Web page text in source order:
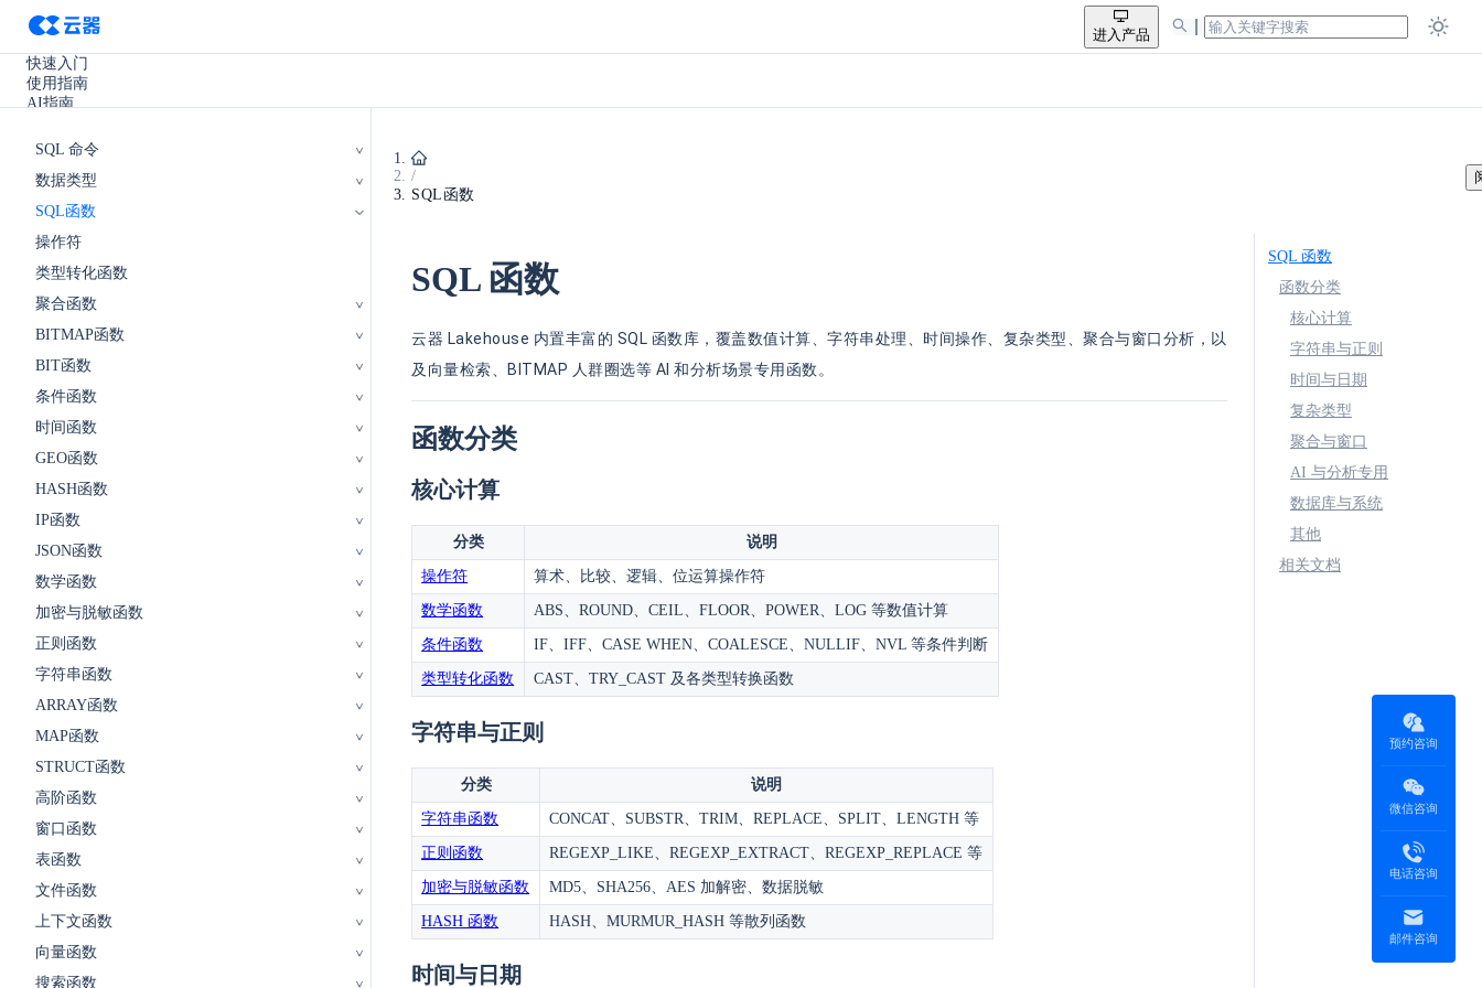
进入产品
快速入门
使用指南
AI指南
开发手册
使用场景
产品更新
其它
SQL 命令
数据类型
SQL函数
操作符
类型转化函数
聚合函数
BITMAP函数
BIT函数
条件函数
时间函数
GEO函数
HASH函数
IP函数
JSON函数
数学函数
加密与脱敏函数
正则函数
字符串函数
ARRAY函数
MAP函数
STRUCT函数
高阶函数
窗口函数
表函数
文件函数
上下文函数
向量函数
搜索函数
/
SQL函数
SQL 函数
云器 Lakehouse 内置丰富的 SQL 函数库，覆盖数值计算、字符串处理、时间操作、复杂类型、聚合与窗口分析，以
及向量检索、BITMAP 人群圈选等 AI 和分析场景专用函数。
函数分类
核心计算
分类 说明
操作符 算术、比较、逻辑、位运算操作符
数学函数 ABS、ROUND、CEIL、FLOOR、POWER、LOG 等数值计算
条件函数 IF、IFF、CASE WHEN、COALESCE、NULLIF、NVL 等条件判断
类型转化函数 CAST、TRY_CAST 及各类型转换函数
字符串与正则
分类 说明
字符串函数 CONCAT、SUBSTR、TRIM、REPLACE、SPLIT、LENGTH 等
正则函数 REGEXP_LIKE、REGEXP_EXTRACT、REGEXP_REPLACE 等
加密与脱敏函数 MD5、SHA256、AES 加解密、数据脱敏
HASH 函数 HASH、MURMUR_HASH 等散列函数
时间与日期
SQL 函数
函数分类
核心计算
字符串与正则
时间与日期
复杂类型
聚合与窗口
AI 与分析专用
数据库与系统
其他
相关文档
预约咨询
微信咨询
电话咨询
邮件咨询